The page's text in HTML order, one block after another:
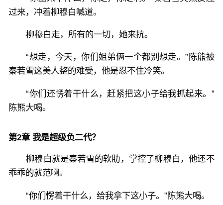
过来，冲着柳穆白喊道。
柳穆白走，所有的一切，她来抗。
“想走，今天，你们姐弟俩一个都别想走。”陈熊被
秦若雪这美人整的难受，他是忍不住冷笑。
“你们还愣着干什么，赶紧把这小子给我抓起来。”
陈熊大喝。
第2章 我是超级负二代？
柳穆白就是秦若雪的软肋，掌控了柳穆白，他还不
乖乖的就范啊。
“你们愣着干什么，给我拿下这小子。”陈熊大喝。